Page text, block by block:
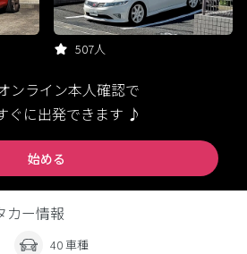
507人
ンライン本人確認で
ぐに出発できます ♪
始める
カー情報
40 車種